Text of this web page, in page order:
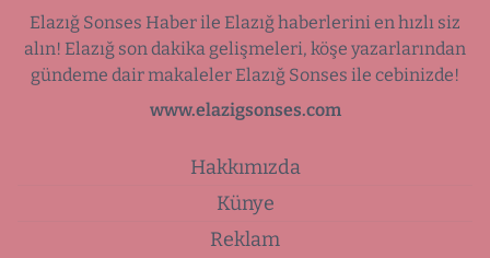
Elazığ Sonses Haber ile Elazığ haberlerini en hızlı siz
alın! Elazığ son dakika gelişmeleri, köşe yazarlarından
gündeme dair makaleler Elazığ Sonses ile cebinizde!
www.elazigsonses.com
Hakkımızda
Künye
Reklam